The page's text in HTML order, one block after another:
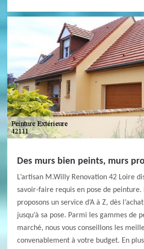
Des murs bien peints, murs
L’artisan M.Willy Renovation 42 Loire
savoir-faire requis en pose de peinture.
proposons un service d’A à Z, dès
jusqu’à sa pose. Parmi les gammes de
marché, nous vous conseillons les
convenablement à votre budget. En